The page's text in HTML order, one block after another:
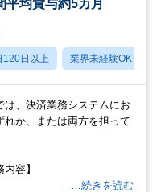
平均賞与約5カ月
120日以上 業界未経験OK
は、決済業務システムにお
れか、または両方を担って
内容】
…続きを読む